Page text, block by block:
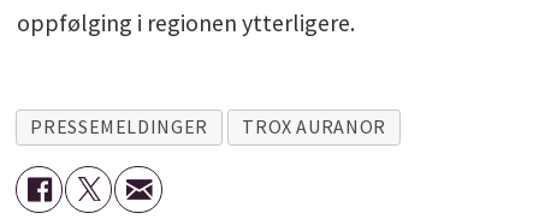
oppfølging i regionen ytterligere.
PRESSEMELDINGER TROX AURANOR